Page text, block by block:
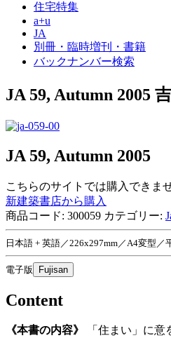
住宅特集
a+u
JA
別冊・臨時増刊・書籍
バックナンバー検索
JA 59, Autumn 2005
JA 59, Autumn 2005
こちらのサイトでは購入できま
新建築書店から購入
商品コード: 300059 カテゴリー:
日本語 + 英語／226x297mm／A4変型／
電子版 Fujisan
Content
《本書の内容》
「住まい」に